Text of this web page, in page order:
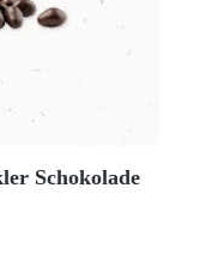
Schokolade